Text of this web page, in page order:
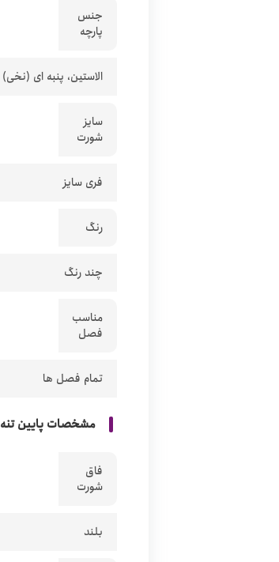
جنس
پارچه
الاستین، پنبه ای (نخی)
سایز
شورت
فری سایز
رنگ
چند رنگ
مناسب
فصل
تمام فصل ها
مشخصات پایین تنه
فاق
شورت
بلند